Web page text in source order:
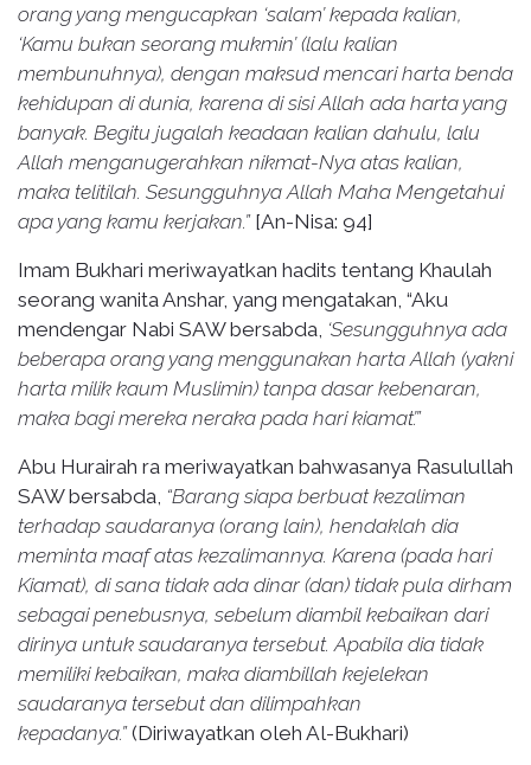
orang yang mengucapkan ‘salam’ kepada kalian,
‘Kamu bukan seorang mukmin’ (lalu kalian
membunuhnya), dengan maksud mencari harta benda
kehidupan di dunia, karena di sisi Allah ada harta yang
banyak. Begitu jugalah keadaan kalian dahulu, lalu
Allah menganugerahkan nikmat-Nya atas kalian,
maka telitilah. Sesungguhnya Allah Maha Mengetahui
apa yang kamu kerjakan.”[An-Nisa: 94]
Imam Bukhari meriwayatkan hadits tentang Khaulah
seorang wanita Anshar, yang mengatakan, “Aku
mendengar Nabi SAW bersabda, ‘Sesungguhnya ada
beberapa orang yang menggunakan harta Allah (yakni
harta milik kaum Muslimin) tanpa dasar kebenaran,
maka bagi mereka neraka pada hari kiamat’.”
Abu Hurairah ra meriwayatkan bahwasanya Rasulullah
SAW bersabda, “Barang siapa berbuat kezaliman
terhadap saudaranya (orang lain), hendaklah dia
meminta maaf atas kezalimannya. Karena (pada hari
Kiamat), di sana tidak ada dinar (dan) tidak pula dirham
sebagai penebusnya, sebelum diambil kebaikan dari
dirinya untuk saudaranya tersebut. Apabila dia tidak
memiliki kebaikan, maka diambillah kejelekan
saudaranya tersebut dan dilimpahkan
kepadanya.”(Diriwayatkan oleh Al-Bukhari)